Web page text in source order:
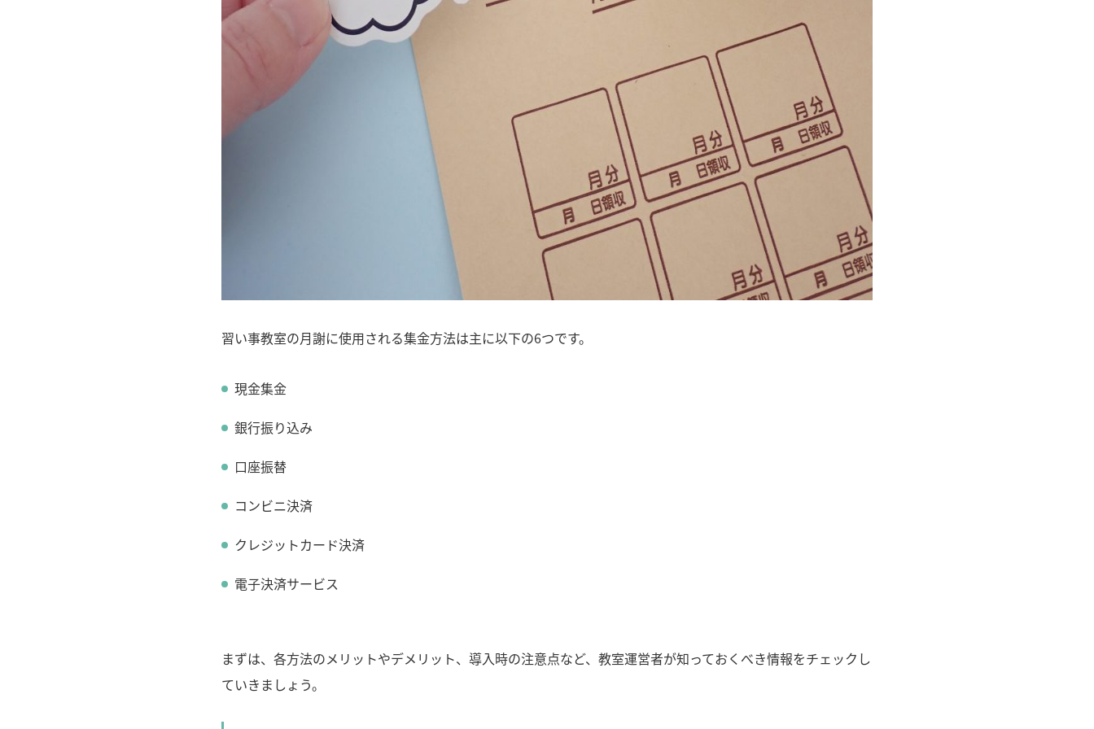
習い事教室の月謝に使用される集金方法は主に以下の6つです。
現金集金
銀行振り込み
口座振替
コンビニ決済
クレジットカード決済
電子決済サービス
まずは、各方法のメリットやデメリット、導入時の注意点など、教室運営者が知っておくべき情報をチェックし
ていきましょう。